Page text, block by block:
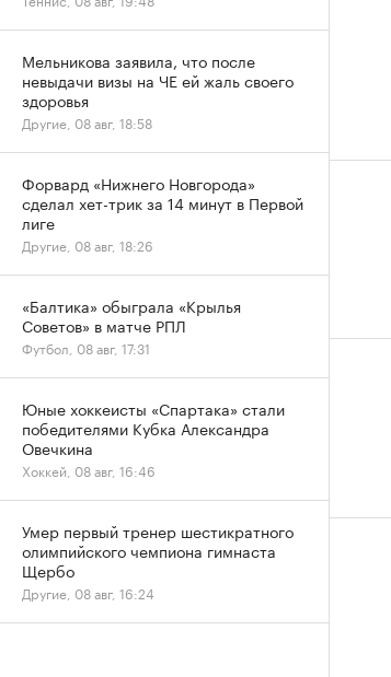
Мельникова заявила, что после
невыдачи визы на ЧЕ ей жаль своего
здоровья
Другие, 08 авг, 18:58
Форвард «Нижнего Новгорода»
сделал хет-трик за 14 минут в Первой
лиге
Другие, 08 авг, 18:26
«Балтика» обыграла «Крылья
Советов» в матче РПЛ
Футбол, 08 авг, 17:31
Юные хоккеисты «Спартака» стали
победителями Кубка Александра
Овечкина
Хоккей, 08 авг, 16:46
Умер первый тренер шестикратного
олимпийского чемпиона гимнаста
Щербо
Другие, 08 авг, 16:24